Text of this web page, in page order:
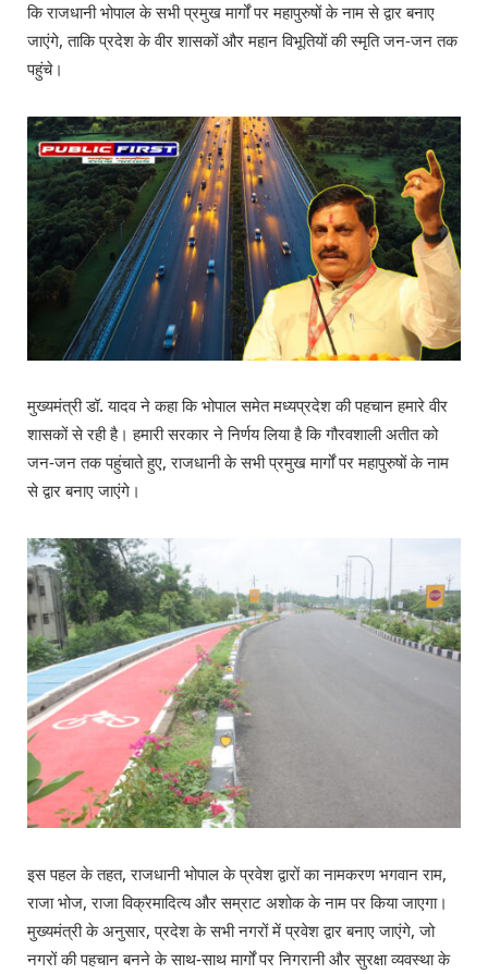
कि राजधानी भोपाल के सभी प्रमुख मार्गों पर महापुरुषों के नाम से द्वार बनाए
जाएंगे, ताकि प्रदेश के वीर शासकों और महान विभूतियों की स्मृति जन-जन तक
पहुंचे।
मुख्यमंत्री डॉ. यादव ने कहा कि भोपाल समेत मध्यप्रदेश की पहचान हमारे वीर
शासकों से रही है। हमारी सरकार ने निर्णय लिया है कि गौरवशाली अतीत को
जन-जन तक पहुंचाते हुए, राजधानी के सभी प्रमुख मार्गों पर महापुरुषों के नाम
से द्वार बनाए जाएंगे।
इस पहल के तहत, राजधानी भोपाल के प्रवेश द्वारों का नामकरण भगवान राम,
राजा भोज, राजा विक्रमादित्य और सम्राट अशोक के नाम पर किया जाएगा।
मुख्यमंत्री के अनुसार, प्रदेश के सभी नगरों में प्रवेश द्वार बनाए जाएंगे, जो
नगरों की पहचान बनने के साथ-साथ मार्गों पर निगरानी और सुरक्षा व्यवस्था के